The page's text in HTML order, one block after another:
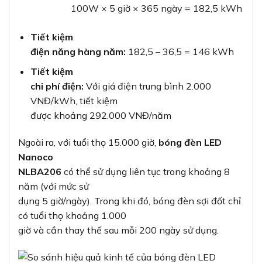
100W × 5 giờ × 365 ngày = 182,5 kWh
Tiết kiệm
điện năng hàng năm: 182,5 – 36,5 = 146 kWh
Tiết kiệm
chi phí điện: Với giá điện trung bình 2.000
VNĐ/kWh, tiết kiệm
được khoảng 292.000 VNĐ/năm
Ngoài ra, với tuổi thọ 15.000 giờ, bóng đèn LED
Nanoco
NLBA206 có thể sử dụng liên tục trong khoảng 8
năm (với mức sử
dụng 5 giờ/ngày). Trong khi đó, bóng đèn sợi đốt chỉ
có tuổi thọ khoảng 1.000
giờ và cần thay thế sau mỗi 200 ngày sử dụng.